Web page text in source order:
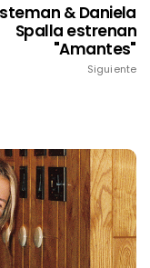
& Daniela
Spalla estrenan
"Amantes"
Siguiente